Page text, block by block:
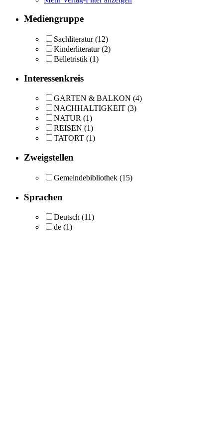
Mediengruppe
Sachliteratur (12)
Kinderliteratur (2)
Belletristik (1)
Interessenkreis
GARTEN & BALKON (4)
NACHHALTIGKEIT (3)
NATUR (1)
REISEN (1)
TATORT (1)
Zweigstellen
Gemeindebibliothek (15)
Sprachen
Deutsch (11)
de (1)